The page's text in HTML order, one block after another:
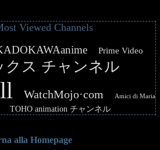
Viewed Channels
Prime Video
クス チャンネル
WatchMojo·com
Amici di Maria
TOHO animation チャンネル
alla Homepage